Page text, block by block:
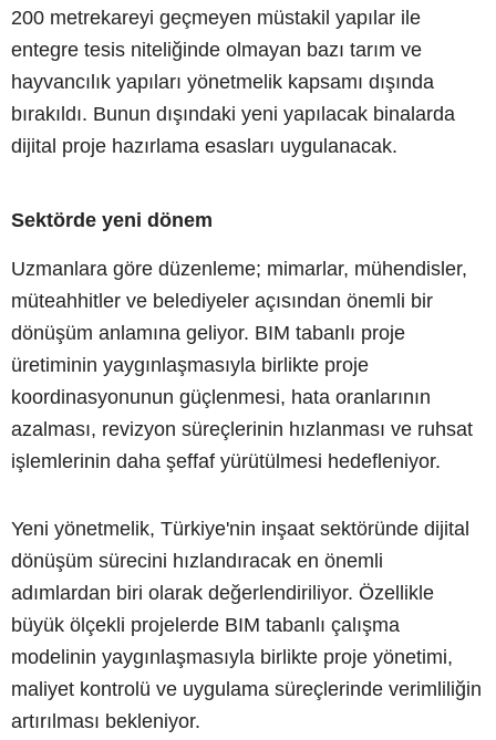
200 metrekareyi geçmeyen müstakil yapılar ile
entegre tesis niteliğinde olmayan bazı tarım ve
hayvancılık yapıları yönetmelik kapsamı dışında
bırakıldı. Bunun dışındaki yeni yapılacak binalarda
dijital proje hazırlama esasları uygulanacak.
Sektörde yeni dönem
Uzmanlara göre düzenleme; mimarlar, mühendisler,
müteahhitler ve belediyeler açısından önemli bir
dönüşüm anlamına geliyor. BIM tabanlı proje
üretiminin yaygınlaşmasıyla birlikte proje
koordinasyonunun güçlenmesi, hata oranlarının
azalması, revizyon süreçlerinin hızlanması ve ruhsat
işlemlerinin daha şeffaf yürütülmesi hedefleniyor.
Yeni yönetmelik, Türkiye'nin inşaat sektöründe dijital
dönüşüm sürecini hızlandıracak en önemli
adımlardan biri olarak değerlendiriliyor. Özellikle
büyük ölçekli projelerde BIM tabanlı çalışma
modelinin yaygınlaşmasıyla birlikte proje yönetimi,
maliyet kontrolü ve uygulama süreçlerinde verimliliğin
artırılması bekleniyor.